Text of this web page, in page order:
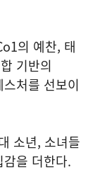
의 예찬, 태
기반의
처를 선보이
소년, 소녀들
을 더한다.